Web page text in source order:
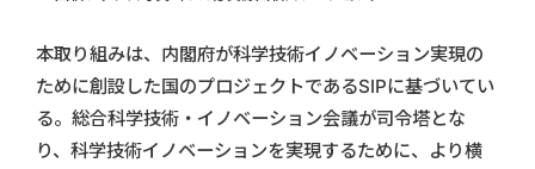
本取り組みは、内閣府が科学技術イノベーション実現の
ために創設した国のプロジェクトであるSIPに基づいてい
る。総合科学技術・イノベーション会議が司令塔とな
り、科学技術イノベーションを実現するために、より横